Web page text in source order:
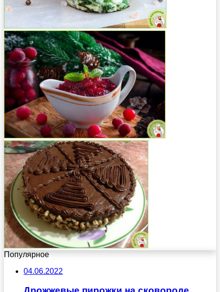
Популярное
04.06.2022